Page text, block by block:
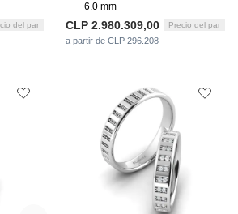
del par
6.0 mm
CLP 2.980.309,00 Precio del par
a partir de CLP 296.208